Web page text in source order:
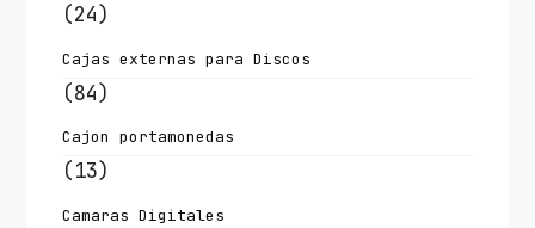
(24)
Cajas externas para Discos
(84)
Cajon portamonedas
(13)
Camaras Digitales